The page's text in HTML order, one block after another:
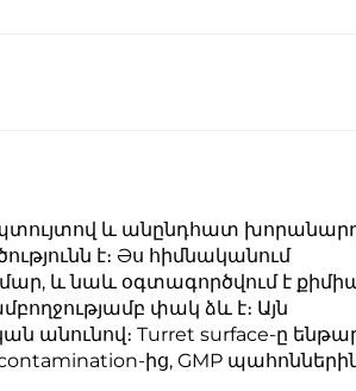
և անընդհատ
է։ Əս հիմնականում
և նաև օգտագործվում է
փակ ձև է։ Այն
Turret surface-ը
ից, GMP